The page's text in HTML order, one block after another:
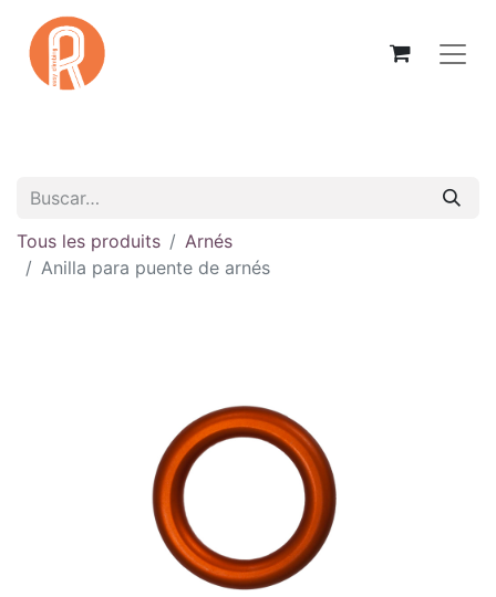
Tous les produits
Arnés
Anilla para puente de arnés